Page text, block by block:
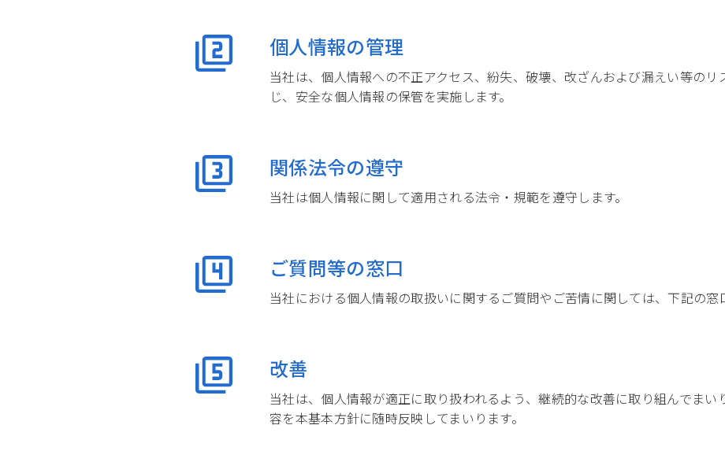
個人情報の管理
当社は、個人情報への不正アクセス、紛失、破壊、改ざんおよび漏えい等の
じ、安全な個人情報の保管を実施します。
関係法令の遵守
当社は個人情報に関して適用される法令・規範を遵守します。
ご質問等の窓口
当社における個人情報の取扱いに関するご質問やご苦情に関しては、下記の窓
改善
当社は、個人情報が適正に取り扱われるよう、継続的な改善に取り組んでまい
容を本基本方針に随時反映してまいります。